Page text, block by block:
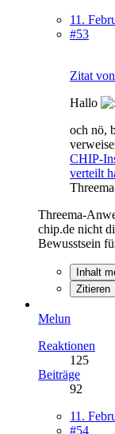
11.
#53
Zitat
Hallo
och nö,
CHIP-
verteilt
Threema-
chip.de nicht
Bewusstsein
Inhalt
Zitieren
Melun
Reaktionen
125
Beiträge
92
11.
#54